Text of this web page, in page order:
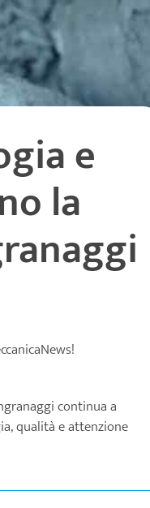
e
la
continua a
qualità e attenzione